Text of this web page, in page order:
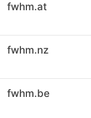
fwhm.at
fwhm.nz
fwhm.be